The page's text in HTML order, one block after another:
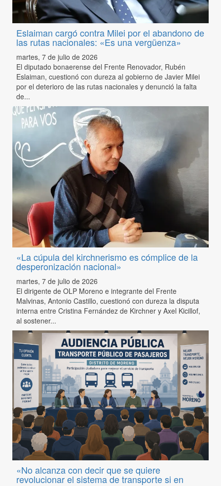
Eslaiman cargó contra Milei por el abandono de
las rutas nacionales: «Es una vergüenza»
martes, 7 de julio de 2026
El diputado bonaerense del Frente Renovador, Rubén
Eslaiman, cuestionó con dureza al gobierno de Javier Milei
por el deterioro de las rutas nacionales y denunció la falta
de...
«La cúpula del kirchnerismo es cómplice de la
desperonización nacional»
martes, 7 de julio de 2026
El dirigente de OLP Moreno e integrante del Frente
Malvinas, Antonio Castillo, cuestionó con dureza la disputa
interna entre Cristina Fernández de Kirchner y Axel Kicillof,
al sostener...
«No alcanza con decir que se quiere
revolucionar el sistema de transporte si en